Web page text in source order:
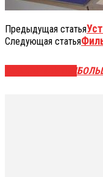
Предыдущая статья
Следующая статья